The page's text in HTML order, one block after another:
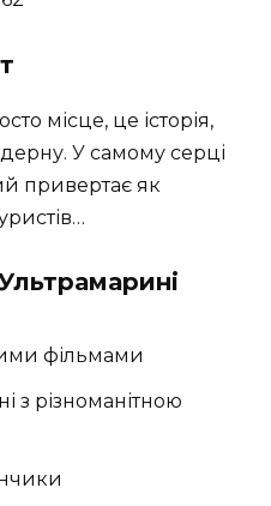
місце, це історія,
У самому серці
привертає як
фільмами
з різноманітною